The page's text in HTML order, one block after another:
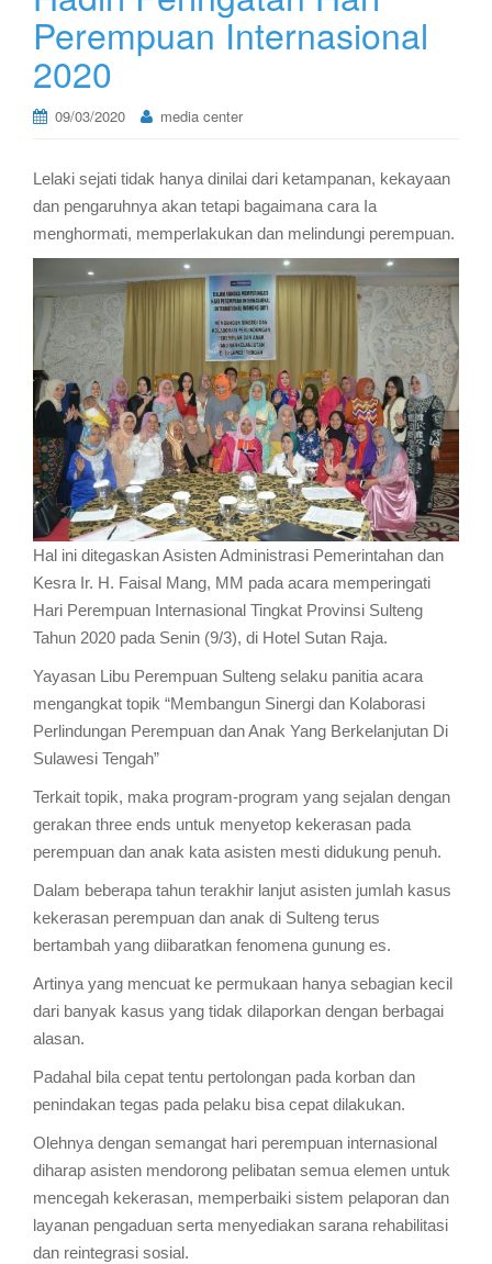
Perempuan Internasional
2020
09/03/2020 media center
Lelaki sejati tidak hanya dinilai dari ketampanan, kekayaan
dan pengaruhnya akan tetapi bagaimana cara Ia
menghormati, memperlakukan dan melindungi perempuan.
Hal ini ditegaskan Asisten Administrasi Pemerintahan dan
Kesra Ir. H. Faisal Mang, MM pada acara memperingati
Hari Perempuan Internasional Tingkat Provinsi Sulteng
Tahun 2020 pada Senin (9/3), di Hotel Sutan Raja.
Yayasan Libu Perempuan Sulteng selaku panitia acara
mengangkat topik “Membangun Sinergi dan Kolaborasi
Perlindungan Perempuan dan Anak Yang Berkelanjutan Di
Sulawesi Tengah”
Terkait topik, maka program-program yang sejalan dengan
gerakan three ends untuk menyetop kekerasan pada
perempuan dan anak kata asisten mesti didukung penuh.
Dalam beberapa tahun terakhir lanjut asisten jumlah kasus
kekerasan perempuan dan anak di Sulteng terus
bertambah yang diibaratkan fenomena gunung es.
Artinya yang mencuat ke permukaan hanya sebagian kecil
dari banyak kasus yang tidak dilaporkan dengan berbagai
alasan.
Padahal bila cepat tentu pertolongan pada korban dan
penindakan tegas pada pelaku bisa cepat dilakukan.
Olehnya dengan semangat hari perempuan internasional
diharap asisten mendorong pelibatan semua elemen untuk
mencegah kekerasan, memperbaiki sistem pelaporan dan
layanan pengaduan serta menyediakan sarana rehabilitasi
dan reintegrasi sosial.